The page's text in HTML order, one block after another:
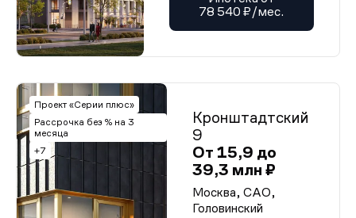
78 540 ₽/мес.
Проект «Серии плюс»
Рассрочка без % на 3
месяца
+7
Кронштадтский
9
От 15,9 до
39,3 млн ₽
Москва, САО,
Головинский